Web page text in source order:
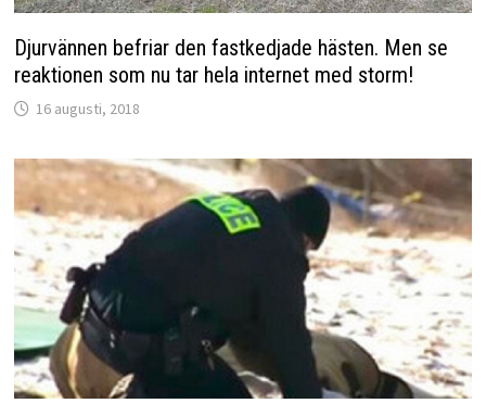
Djurvännen befriar den fastkedjade hästen. Men se
reaktionen som nu tar hela internet med storm!
16 augusti, 2018